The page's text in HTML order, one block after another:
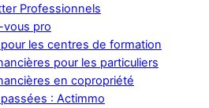
Professionnels
vous pro
les centres de formation
pour les particuliers
en copropriété
: Actimmo